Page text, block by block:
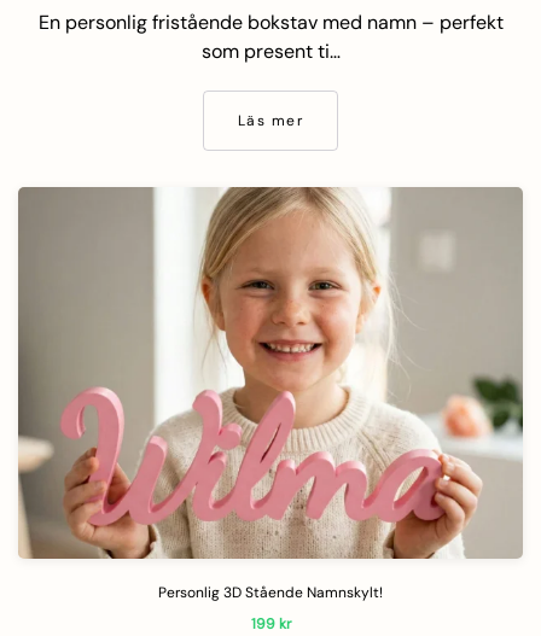
En personlig fristående bokstav med namn – perfekt
som present ti…
Läs mer
Personlig 3D Stående Namnskylt!
199kr